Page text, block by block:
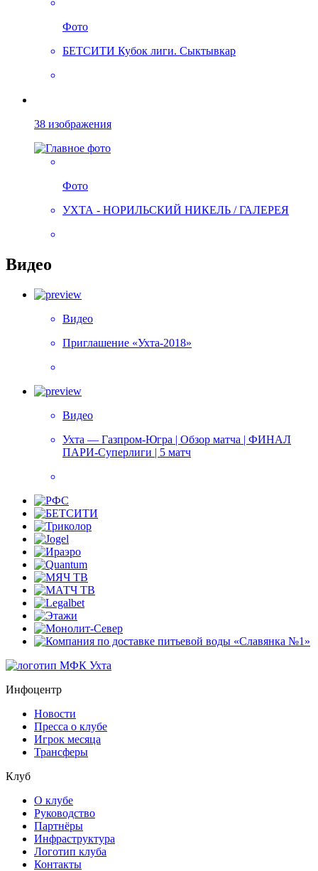
Фото
БЕТСИТИ Кубок лиги. Сыктывкар
38 изображения
Фото
УХТА - НОРИЛЬСКИЙ НИКЕЛЬ / ГАЛЕРЕЯ
Видео
Видео
Приглашение «Ухта-2018»
Видео
Ухта — Газпром-Югра | Обзор матча | ФИНАЛ
ПАРИ-Суперлиги | 5 матч
Инфоцентр
Новости
Пресса о клубе
Игрок месяца
Трансферы
Клуб
О клубе
Руководство
Партнёры
Инфраструктура
Логотип клуба
Контакты